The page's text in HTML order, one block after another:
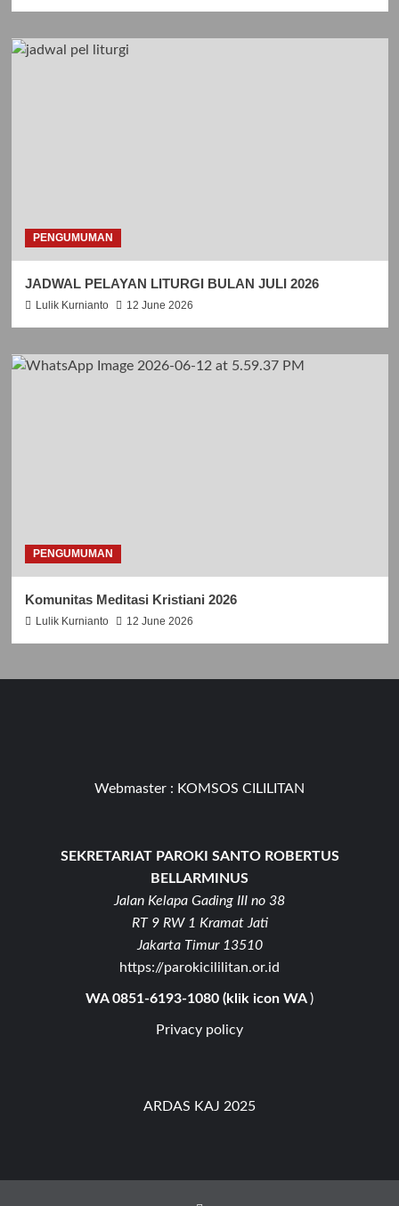
PENGUMUMAN
JADWAL PELAYAN LITURGI BULAN JULI 2026
Lulik Kurnianto 12 June 2026
PENGUMUMAN
Komunitas Meditasi Kristiani 2026
Lulik Kurnianto 12 June 2026
Webmaster : KOMSOS CILILITAN
SEKRETARIAT PAROKI SANTO ROBERTUS
BELLARMINUS
Jalan Kelapa Gading III no 38
RT 9 RW 1 Kramat Jati
Jakarta Timur 13510
https://parokicililitan.or.id
WA 0851-6193-1080 (klik icon WA )
Privacy policy
ARDAS KAJ 2025